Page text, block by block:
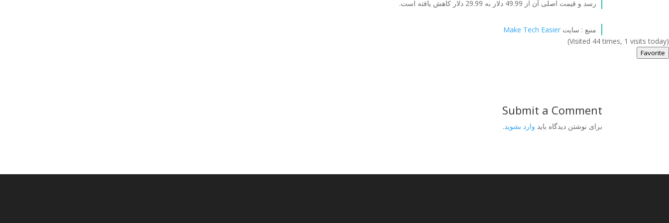
رسد و قیمت اصلی آن از 49.99 دلار به 29.99 دلار کاهش یافته است.
منبع : سایتMake Tech Easier
(Visited 44 times, 1 visits today)
Favorite
Submit a Comment
برای نوشتن دیدگاه باید وارد بشوید.